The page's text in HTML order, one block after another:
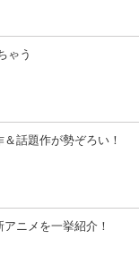
ゃう
話題作が勢ぞろい！
アニメを一挙紹介！